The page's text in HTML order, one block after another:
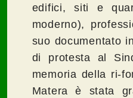
edifici, siti e
moderno),
suo documentato
di protesta al
memoria della ri-
Matera è stata